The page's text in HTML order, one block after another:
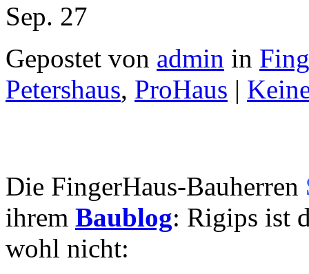
Sep. 27
Gepostet von admin in
Petershaus, ProHaus |
Die FingerHaus-Bauherren
ihrem Baublog: Rigips ist
wohl nicht: